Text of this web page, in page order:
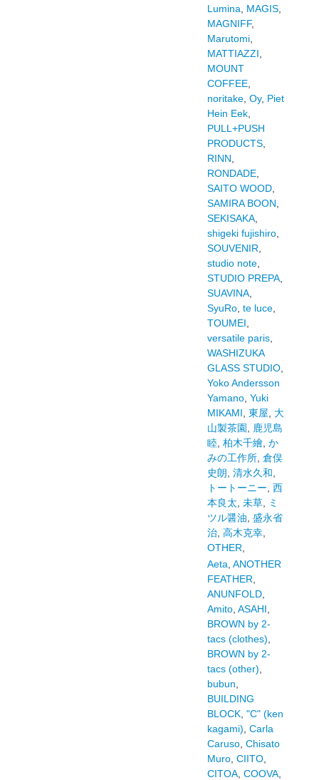
Lumina
MAGIS,
MAGNIFF,
Marutomi,
MATTIAZZI
MOUNT
COFFEE,
noritake, Oy, Piet
Hein Eek,
PULL+PUSH
PRODUCTS,
RINN
RONDADE,
SAITO WOOD,
SAMIRA BOON
SEKISAKA,
shigeki fujishiro,
SOUVENIR
studio note,
STUDIO PREPA,
SUAVINA,
SyuRo, te luce,
TOUMEI
versatile paris,
WASHIZUKA
GLASS STUDIO,
Yoko Andersson
Yamano, Yuki
MIKAMI 東屋
大
山製茶園
鹿児島
睦, 柏木千繪, か
みの工作所, 倉俣
史朗 清水久和
トートーニー 西
本良太 未草,
ミ
ツル醤油 盛永省
治, 高木克幸,
OTHER
Aeta ANOTHER
FEATHER
ANUNFOLD,
Amito, ASAHI
BROWN by 2-
tacs (clothes)
BROWN by 2-
tacs (other)
bubun
BUILDING
BLOCK, "C" (ken
kagami) Carla
Caruso, Chisato
Muro, CIITO,
CITOA, COOVA,